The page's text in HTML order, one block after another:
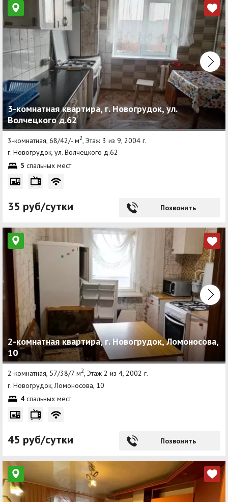
3-комнатная квартира, г. Новогрудок, ул.
Волчецкого д.62
3-комнатная, 68/42/- м2 , Этаж 3 из 9, 2004 г.
г. Новогрудок, ул. Волчецкого д.62
5 спальных мест
35 руб/сутки Позвонить
2-комнатная квартира, г. Новогрудок, Ломоносова,
10
2-комнатная, 57/38/7 м2, Этаж 2 из 4, 2002 г.
г. Новогрудок, Ломоносова, 10
4 спальных мест
45 руб/сутки Позвонить